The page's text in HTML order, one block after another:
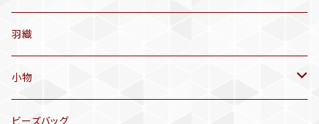
名古屋帯
洒落袋帯
袋帯
アンティーク着物
リサイクル着物
訪問着、付下げ、色無地
羽織
小物
帯揚げ
ビーズバッグ